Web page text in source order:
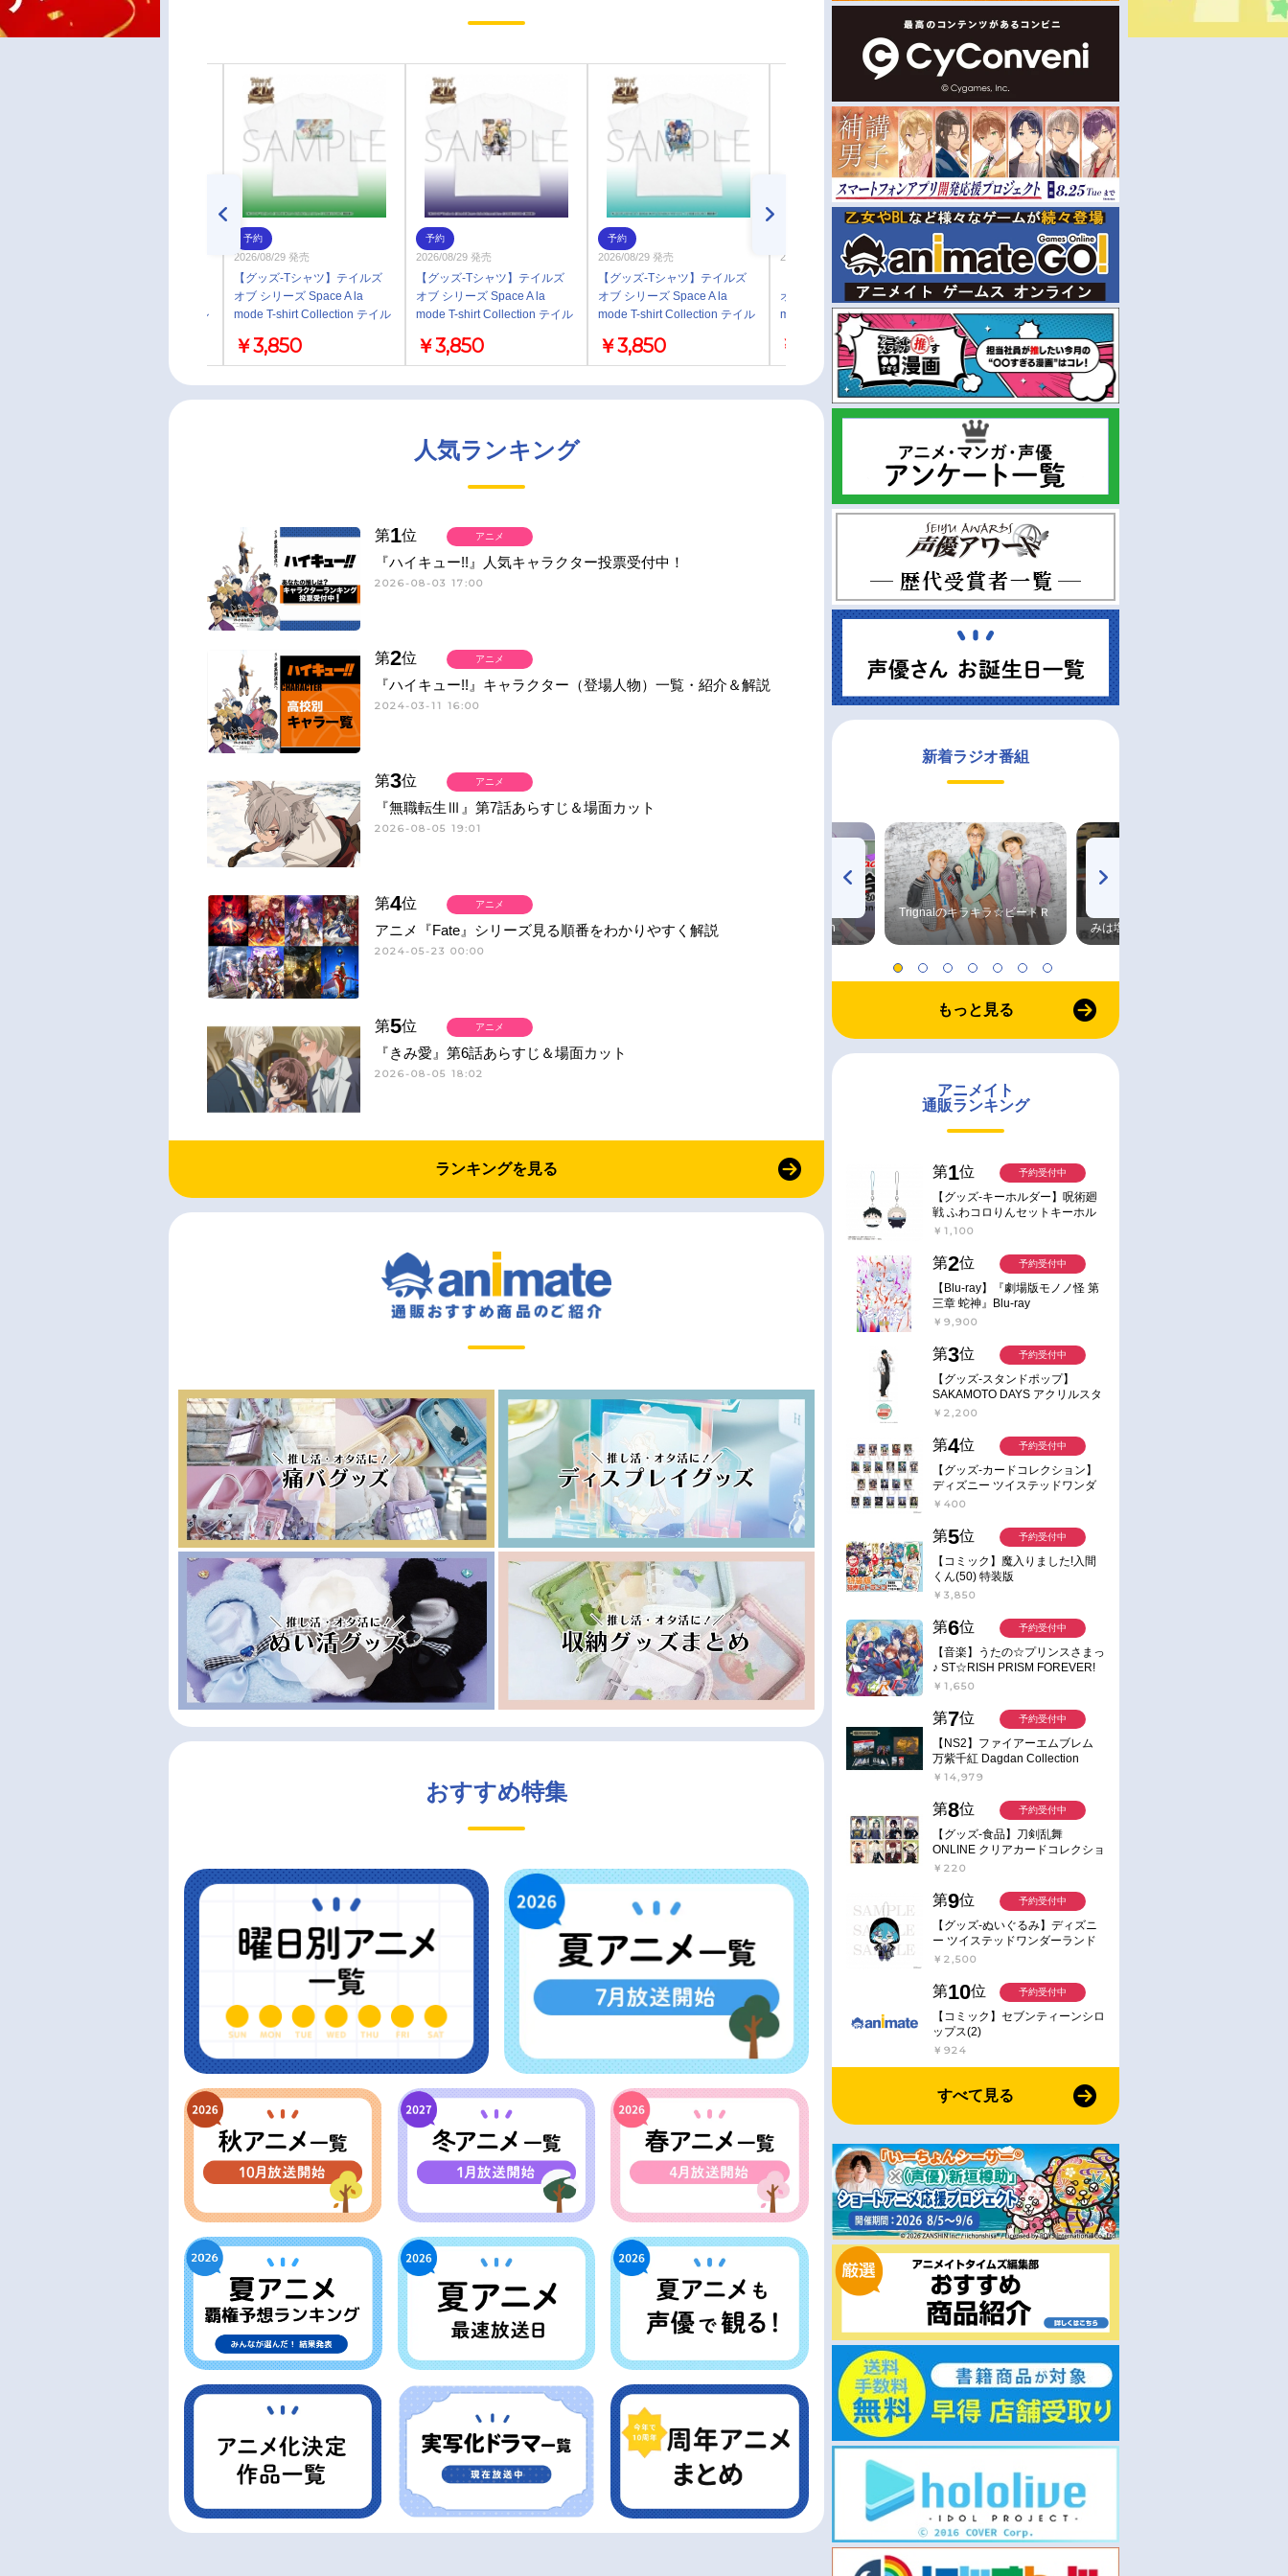
mode T-shirt Collection テイル
予約
2026/08/29 発売
【グッズ-Tシャツ】テイルズ
オブ シリーズ Space A la
mode T-shirt Collection テイル
￥3,850
予約
2026/08/29 発売
【グッズ-Tシャツ】テイルズ
オブ シリーズ Space A la
mode T-shirt Collection テイル
￥3,850
予約
2026/08/29 発売
【グッズ-Tシャツ】テイルズ
オブ シリーズ Space A la
mode T-shirt Collection テイル
クの騎士-／L
￥3,850
2026/08/29 発売
【グッズ-Tシャツ】テイルズ
オブ シリーズ Space A la
mode T-shirt Collection テイル
ズ オブ イノセンス／L
￥3,850
2026/08/29 発売
【グッズ-Tシャツ】テイルズ
オブ シリーズ Space A la
mode T-shirt Collection テイ
ルズ オブ ジ アビス／L
￥3,850
人気ランキング
第1位
『ハイキュー!!』人気キャラクター投票受付中！
2026-08-03 17:00
アニメ
第2位
『ハイキュー!!』キャラクター（登場人物）一覧・紹介＆解説
2024-03-11 16:00
アニメ
第3位
『無職転生Ⅲ』第7話あらすじ＆場面カット
2026-08-05 19:01
アニメ
第4位
アニメ『Fate』シリーズ見る順番をわかりやすく解説
2024-05-23 00:00
アニメ
第5位
『きみ愛』第6話あらすじ＆場面カット
2026-08-05 18:02
アニメ
ランキングを見る
おすすめ特集
新着ラジオ番組
高橋美紀のおんぷの気持ち
♪ in アニメイトタイムズ
radio 大直会 2nd season
Trignalのキラキラ☆ビートＲ
みは塩だけ
もっと見る
アニメイト
通販ランキング
第1位
【グッズ-キーホルダー】呪術廻
戦 ふわコロりんセットキーホル
ダー【アニメイト特典付】
￥1,100
予約受付中
第2位
【Blu-ray】『劇場版モノノ怪 第
三章 蛇神』Blu-ray
￥9,900
予約受付中
第3位
【グッズ-スタンドポップ】
SAKAMOTO DAYS アクリルスタ
ンド～Sunny Afternoon～ 4.南雲
￥2,200
予約受付中
第4位
【グッズ-カードコレクション】
ディズニー ツイステッドワンダ
ーランド ランダムカードコレク
￥400
予約受付中
第5位
【コミック】魔入りました!入間
くん(50) 特装版
￥3,850
予約受付中
第6位
【音楽】うたの☆プリンスさまっ
♪ ST☆RISH PRISM FOREVER!
￥1,650
予約受付中
第7位
【NS2】ファイアーエムブレム
万紫千紅 Dagdan Collection
￥14,979
予約受付中
第8位
【グッズ-食品】刀剣乱舞
ONLINE クリアカードコレクショ
ンガム
￥220
予約受付中
第9位
【グッズ-ぬいぐるみ】ディズニ
ー ツイステッドワンダーランド
ミニミニぬいぐるみ(クラブ・ウ
￥2,500
予約受付中
第10位
【コミック】セブンティーンシロ
ップス(2)
￥924
予約受付中
すべて見る